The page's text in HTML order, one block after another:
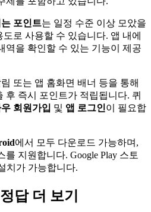
포인트는 일정 수준 이상 모았을
도로 사용할 수 있습니다. 앱 내에
역을 확인할 수 있는 기능이 제공
또는 앱 홈화면 배너 등을 통해
후 즉시 포인트가 적립됩니다. 퀴
회원가입 및 앱 로그인이 필요합
에서 모두 다운로드 가능하며,
지원합니다. Google Play 스토
치가 가능합니다.
정답 더 보기